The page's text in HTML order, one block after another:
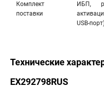
Комплект
поставки
ИБП,
USB-
Технические
EX292798RUS